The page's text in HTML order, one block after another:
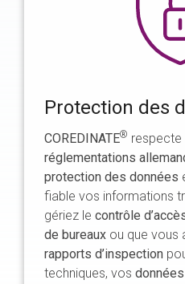
Protection des
COREDINATE® respecte
réglementations
protection des données
fiable vos informations
gériez le contrôle
de bureaux ou que vous
rapports d’inspection
techniques, vos